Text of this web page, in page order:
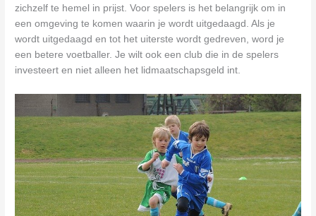
zichzelf te hemel in prijst. Voor spelers is het belangrijk om in
een omgeving te komen waarin je wordt uitgedaagd. Als je
wordt uitgedaagd en tot het uiterste wordt gedreven, word je
een betere voetballer. Je wilt ook een club die in de spelers
investeert en niet alleen het lidmaatschapsgeld int.